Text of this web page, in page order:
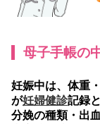
母子手帳の
妊娠中は、体重
が妊婦健診記録
分娩の種類・出